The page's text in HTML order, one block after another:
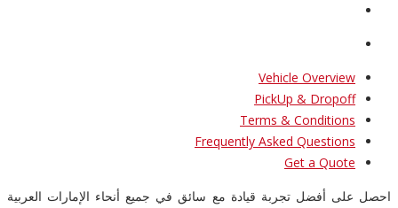
Vehicle Overview
PickUp & Dropoff
Terms & Conditions
Frequently Asked Questions
Get a Quote
احصل على أفضل تجربة قيادة مع سائق في جميع أنحاء الإمارات العربية